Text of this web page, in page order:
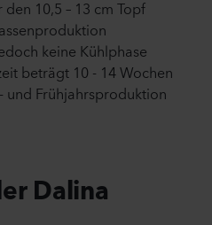
10,5 – 13 cm Topf
keine Kühlphase
beträgt 10 - 14 Wochen
und Frühjahrsproduktion
Dalina